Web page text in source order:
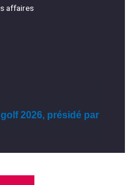
affaires
2026, présidé par